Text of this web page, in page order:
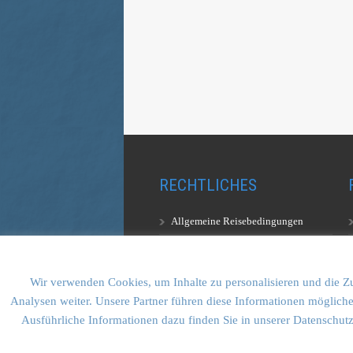
RECHTLICHES
Allgemeine Reisebedingungen
Datenschutzerklärung
Wir verwenden Cookies, um Inhalte zu personalisieren und die
Analysen weiter. Unsere Partner führen diese Informationen
Ausführliche Informationen dazu finden Sie in unserer